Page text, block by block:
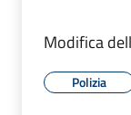
Modifica
Polizia